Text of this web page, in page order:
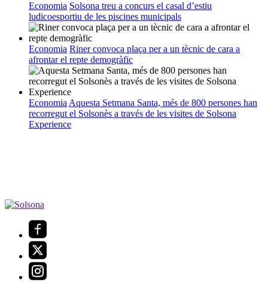
Economia Solsona treu a concurs el casal d’estiu
ludicoesportiu de les piscines municipals
Economia Riner convoca plaça per a un tècnic de cara a
afrontar el repte demogràfic
Economia Aquesta Setmana Santa, més de 800 persones han
recorregut el Solsonès a través de les visites de Solsona
Experience